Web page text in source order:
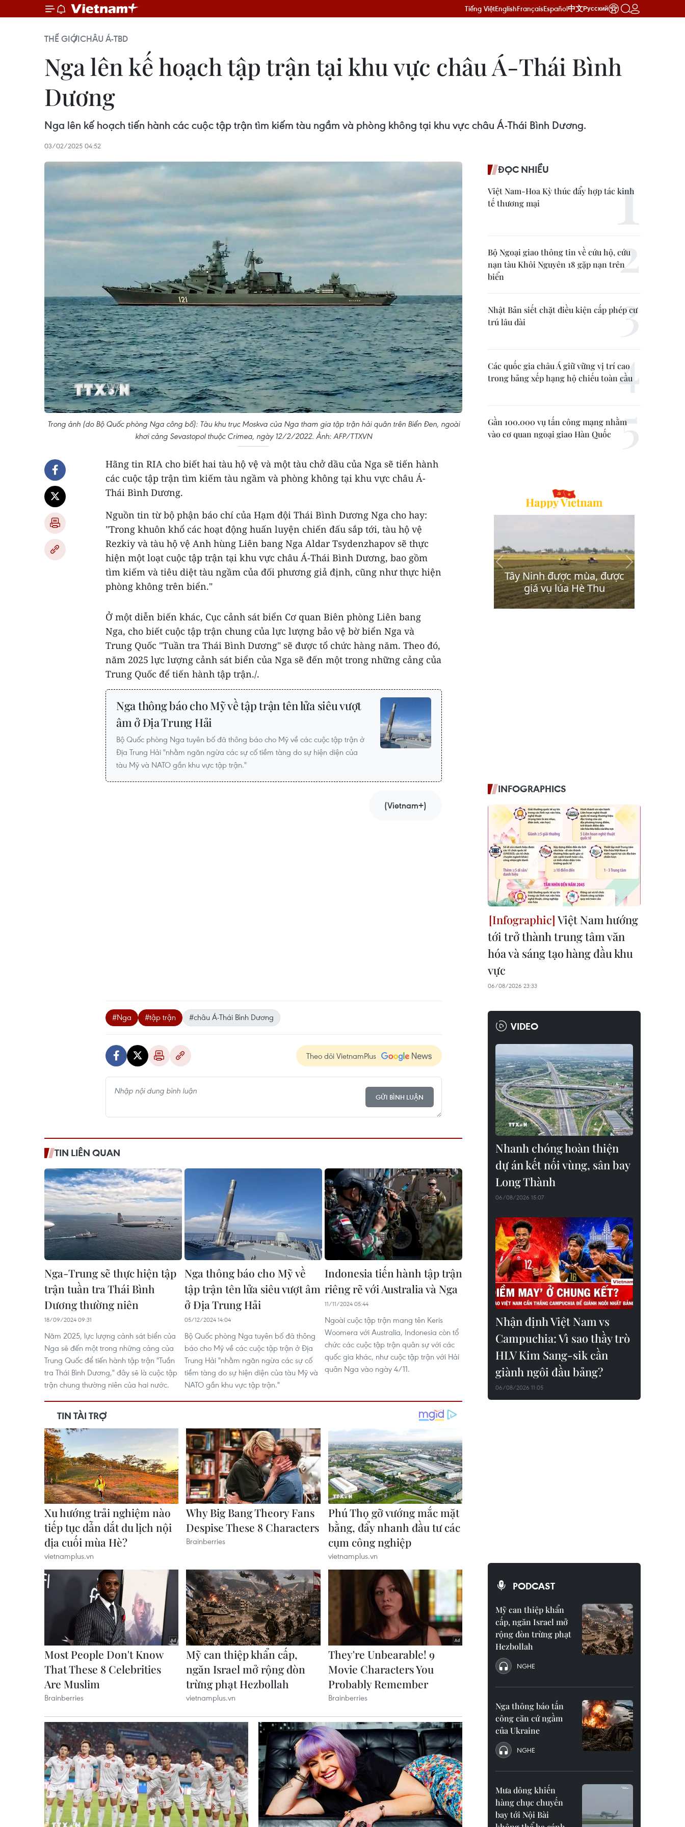
Tiếng ViệtEnglishFrançaisEspañol中文Русский
THẾ GIỚICHÂU Á-TBD
Nga lên kế hoạch tập trận tại khu vực châu Á-Thái Bình
Dương
Nga lên kế hoạch tiến hành các cuộc tập trận tìm kiếm tàu ngầm và phòng không tại khu vực châu Á-Thái Bình Dương.
03/02/2025 04:52
Trong ảnh (do Bộ Quốc phòng Nga công bố): Tàu khu trục Moskva của Nga tham gia tập trận hải quân trên Biển Đen, ngoài
khơi cảng Sevastopol thuộc Crimea, ngày 12/2/2022. Ảnh: AFP/TTXVN
Hãng tin RIA cho biết hai tàu hộ vệ và một tàu chở dầu của Nga sẽ tiến hành
các cuộc tập trận tìm kiếm tàu ngầm và phòng không tại khu vực châu Á-
Thái Bình Dương.
Nguồn tin từ bộ phận báo chí của Hạm đội Thái Bình Dương Nga cho hay:
"Trong khuôn khổ các hoạt động huấn luyện chiến đấu sắp tới, tàu hộ vệ
Rezkiy và tàu hộ vệ Anh hùng Liên bang Nga Aldar Tsydenzhapov sẽ thực
hiện một loạt cuộc tập trận tại khu vực châu Á-Thái Bình Dương, bao gồm
tìm kiếm và tiêu diệt tàu ngầm của đối phương giả định, cũng như thực hiện
phòng không trên biển."
Ở một diễn biến khác, Cục cảnh sát biển Cơ quan Biên phòng Liên bang
Nga, cho biết cuộc tập trận chung của lực lượng bảo vệ bờ biển Nga và
Trung Quốc "Tuần tra Thái Bình Dương" sẽ được tổ chức hàng năm. Theo đó,
năm 2025 lực lượng cảnh sát biển của Nga sẽ đến một trong những cảng của
Trung Quốc để tiến hành tập trận./.
Nga thông báo cho Mỹ về tập trận tên lửa siêu vượt
âm ở Địa Trung Hải
Bộ Quốc phòng Nga tuyên bố đã thông báo cho Mỹ về các cuộc tập trận ở
Địa Trung Hải "nhằm ngăn ngừa các sự cố tiềm tàng do sự hiện diện của
tàu Mỹ và NATO gần khu vực tập trận."
(Vietnam+)
#Nga #tập trận #châu Á-Thái Bình Dương
Theo dõi VietnamPlus
GỬI BÌNH LUẬN
TIN LIÊN QUAN
Nga-Trung sẽ thực hiện tập
trận tuần tra Thái Bình
Dương thường niên
18/09/2024 09:31
Năm 2025, lực lượng cảnh sát biển của
Nga sẽ đến một trong những cảng của
Trung Quốc để tiến hành tập trận "Tuần
tra Thái Bình Dương," đây sẽ là cuộc tập
trận chung thường niên của hai nước.
Nga thông báo cho Mỹ về
tập trận tên lửa siêu vượt âm
ở Địa Trung Hải
05/12/2024 14:04
Bộ Quốc phòng Nga tuyên bố đã thông
báo cho Mỹ về các cuộc tập trận ở Địa
Trung Hải "nhằm ngăn ngừa các sự cố
tiềm tàng do sự hiện diện của tàu Mỹ và
NATO gần khu vực tập trận."
Indonesia tiến hành tập trận
riêng rẽ với Australia và Nga
11/11/2024 05:44
Ngoài cuộc tập trận mang tên Keris
Woomera với Australia, Indonesia còn tổ
chức các cuộc tập trận quân sự với các
quốc gia khác, như cuộc tập trận với Hải
quân Nga vào ngày 4/11.
ĐỌC NHIỀU
Việt Nam-Hoa Kỳ thúc đẩy hợp tác kinh
tế thương mại
Bộ Ngoại giao thông tin về cứu hộ, cứu
nạn tàu Khôi Nguyên 18 gặp nạn trên
biển
Nhật Bản siết chặt điều kiện cấp phép cư
trú lâu dài
Các quốc gia châu Á giữ vững vị trí cao
trong bảng xếp hạng hộ chiếu toàn cầu
Gần 100.000 vụ tấn công mạng nhằm
vào cơ quan ngoại giao Hàn Quốc
INFOGRAPHICS
Việt Nam hướng
tới trở thành trung tâm văn
hóa và sáng tạo hàng đầu khu
vực
06/08/2026 23:33
VIDEO
Nhanh chóng hoàn thiện
dự án kết nối vùng, sân bay
Long Thành
06/08/2026 15:07
Nhận định Việt Nam vs
Campuchia: Vì sao thầy trò
HLV Kim Sang-sik cần
giành ngôi đầu bảng?
06/08/2026 11:05
PODCAST
Mỹ can thiệp khẩn
cấp, ngăn Israel mở
rộng đòn trừng phạt
Hezbollah
NGHE
Nga thông báo tấn
công căn cứ ngầm
của Ukraine
NGHE
Mưa dông khiến
hàng chục chuyến
bay tới Nội Bài